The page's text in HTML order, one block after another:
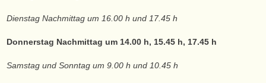
Dienstag Nachmittag um 16.00 h und 17.45 h
Donnerstag Nachmittag um 14.00 h, 15.45 h, 17.45 h
Samstag und Sonntag um 9.00 h und 10.45 h